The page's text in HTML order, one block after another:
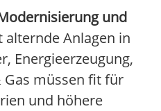
und
alternde Anlagen in
Energieerzeugung,
Gas müssen fit für
und höhere